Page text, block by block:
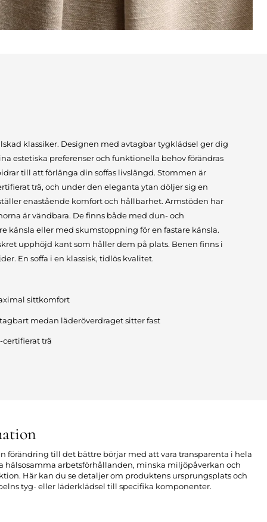
klassiker. Designen med avtagbar tygklädsel ger dig
estetiska preferenser och funktionella behov förändras
till att förlänga din soffas livslängd. Stommen är
trä, och under den eleganta ytan döljer sig en
enastående komfort och hållbarhet. Armstöden har
är vändbara. De finns både med dun- och
känsla eller med skumstoppning för en fastare känsla.
upphöjd kant som håller dem på plats. Benen finns i
En soffa i en klassisk, tidlös kvalitet.
sittkomfort
medan läderöverdraget sitter fast
certifierat trä
förändring till det bättre börjar med att vara transparenta i hela
hälsosamma arbetsförhållanden, minska miljöpåverkan och
Här kan du se detaljer om produktens ursprungsplats och
tyg- eller läderklädsel till specifika komponenter.